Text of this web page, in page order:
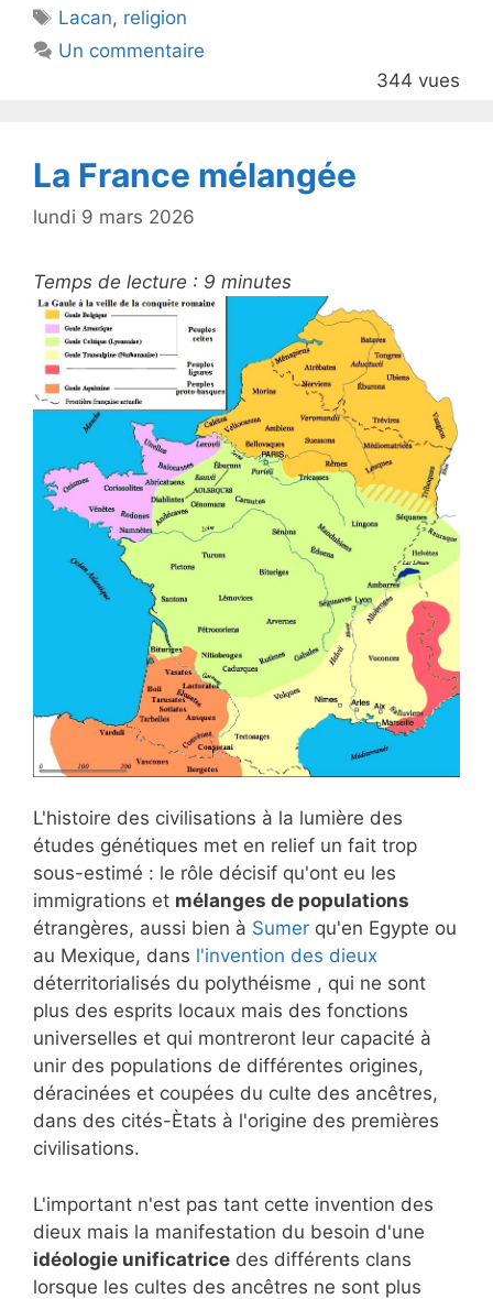
b
o
Étiquettes
Lacan, religion
Un commentaire
344 vues
La France mélangée
lundi 9 mars 2026
Temps de lecture : 9 minutes
L'histoire des civilisations à la lumière des
études génétiques met en relief un fait trop
sous-estimé : le rôle décisif qu'ont eu les
immigrations et mélanges de populations
étrangères, aussi bien à Sumer qu'en Egypte ou
au Mexique, dans l'invention des dieux
déterritorialisés du polythéisme , qui ne sont
plus des esprits locaux mais des fonctions
universelles et qui montreront leur capacité à
unir des populations de différentes origines,
déracinées et coupées du culte des ancêtres,
dans des cités-Ètats à l'origine des premières
civilisations.
L'important n'est pas tant cette invention des
dieux mais la manifestation du besoin d'une
idéologie unificatrice des différents clans
lorsque les cultes des ancêtres ne sont plus